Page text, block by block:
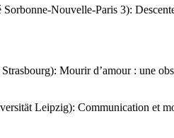
Nouvelle-Paris 3):
Mourir d’amour : une
Leipzig): Communication et